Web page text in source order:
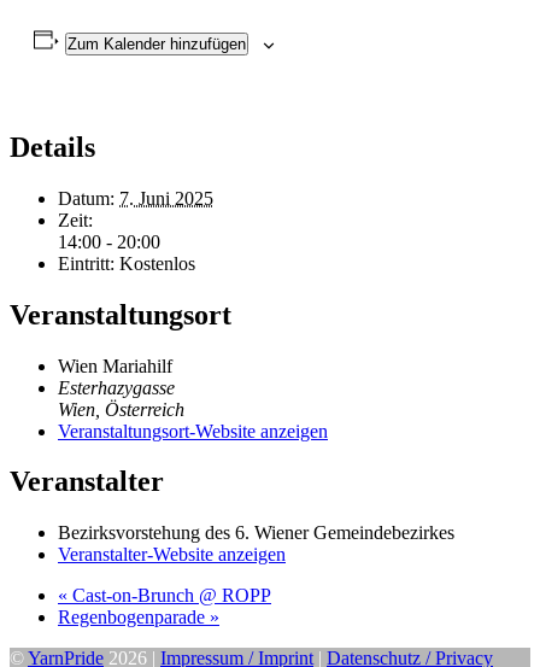
Zum Kalender hinzufügen
Details
Datum: 7. Juni 2025
Zeit:
14:00 - 20:00
Eintritt: Kostenlos
Veranstaltungsort
Wien Mariahilf
Esterhazygasse
Wien Österreich
Veranstaltungsort-Website anzeigen
Veranstalter
Bezirksvorstehung des 6. Wiener Gemeindebezirkes
Veranstalter-Website anzeigen
« Cast-on-Brunch @ ROPP
Regenbogenparade »
©YarnPride 2026 | Impressum / Imprint | Datenschutz / Privacy